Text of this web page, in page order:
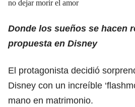
no dejar morir el amor
Donde los sueños se hacen
propuesta en Disney
El protagonista decidió
Disney con un increíble
mano en matrimonio.